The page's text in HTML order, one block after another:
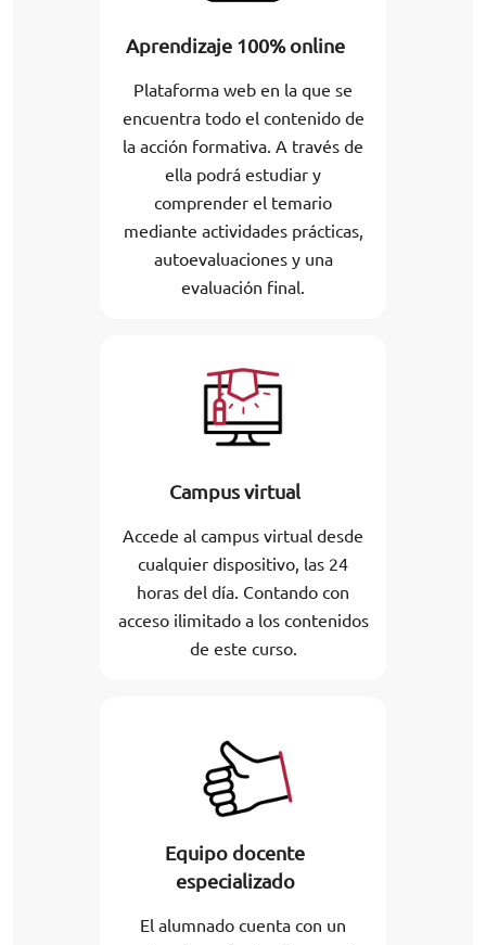
Aprendizaje 100% online
Plataforma web en la que se
encuentra todo el contenido de
la acción formativa. A través de
ella podrá estudiar y
comprender el temario
mediante actividades prácticas,
autoevaluaciones y una
evaluación final.
Campus virtual
Accede al campus virtual desde
cualquier dispositivo, las 24
horas del día. Contando con
acceso ilimitado a los contenidos
de este curso.
Equipo docente
especializado
El alumnado cuenta con un